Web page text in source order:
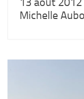
Michelle